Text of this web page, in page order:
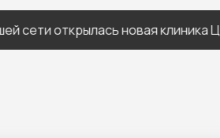
новая клиника ЦНС -